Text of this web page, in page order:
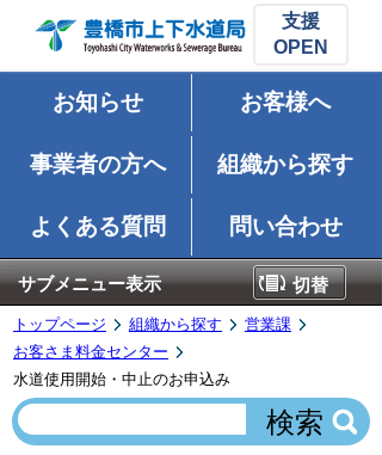
支援
お知らせ お客様へ
事業者の方へ 組織から探す
よくある質問 問い合わせ
サブメニュー表示 切替
トップページ 組織から探す
営業課
お客さま料金センター
水道使用開始・中止のお申込み